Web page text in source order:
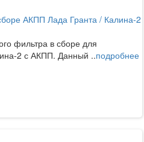
АКПП Лада Гранта / Калина-2
фильтра в сборе для
2 с АКПП. Данный ..подробнее